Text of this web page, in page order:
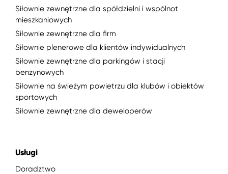
Siłownie zewnętrzne dla spółdzielni i wspólnot
mieszkaniowych
Siłownie zewnętrzne dla firm
Siłownie plenerowe dla klientów indywidualnych
Siłownie zewnętrzne dla parkingów i stacji
benzynowych
Siłownie na świeżym powietrzu dla klubów i obiektów
sportowych
Siłownie zewnętrzne dla deweloperów
Usługi
Doradztwo